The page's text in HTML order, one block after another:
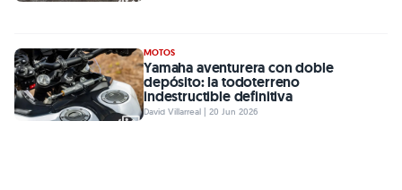
MOTOS
Yamaha aventurera con doble
depósito: la todoterreno
indestructible definitiva
David Villarreal | 20 Jun 2026